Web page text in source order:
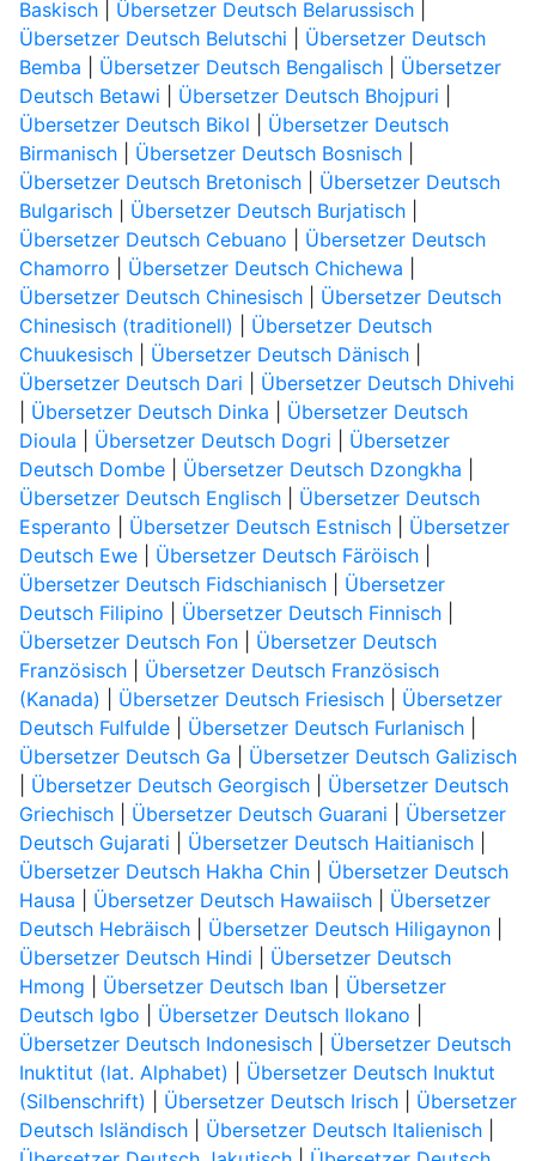
Baskisch| Übersetzer Deutsch Belarussisch|
Übersetzer Deutsch Belutschi
Übersetzer Deutsch
Bemba
Übersetzer Deutsch Bengalisch| Übersetzer
Deutsch Betawi
Übersetzer Deutsch Bhojpuri
Übersetzer Deutsch Bikol
Übersetzer Deutsch
Birmanisch| Übersetzer Deutsch Bosnisch|
Übersetzer Deutsch Bretonisch| Übersetzer Deutsch
Bulgarisch| Übersetzer Deutsch Burjatisch|
Übersetzer Deutsch Cebuano
Übersetzer Deutsch
Chamorro
Übersetzer Deutsch Chichewa
Übersetzer Deutsch Chinesisch| Übersetzer Deutsch
Chinesisch (traditionell)
Übersetzer Deutsch
Chuukesisch| Übersetzer Deutsch Dänisch|
Übersetzer Deutsch Dari
Übersetzer Deutsch Dhivehi
Übersetzer Deutsch Dinka
Übersetzer Deutsch
Dioula
Übersetzer Deutsch Dogri
Übersetzer
Deutsch Dombe| Übersetzer Deutsch Dzongkha
Übersetzer Deutsch Englisch| Übersetzer Deutsch
Esperanto
Übersetzer Deutsch Estnisch| Übersetzer
Deutsch Ewe| Übersetzer Deutsch Färöisch|
Übersetzer Deutsch Fidschianisch| Übersetzer
Deutsch Filipino
Übersetzer Deutsch Finnisch|
Übersetzer Deutsch Fon| Übersetzer Deutsch
Französisch| Übersetzer Deutsch Französisch
(Kanada)
Übersetzer Deutsch Friesisch| Übersetzer
Deutsch Fulfulde| Übersetzer Deutsch Furlanisch|
Übersetzer Deutsch Ga
Übersetzer Deutsch Galizisch
Übersetzer Deutsch Georgisch| Übersetzer Deutsch
Griechisch| Übersetzer Deutsch Guarani
Übersetzer
Deutsch Gujarati
Übersetzer Deutsch Haitianisch|
Übersetzer Deutsch Hakha Chin| Übersetzer Deutsch
Hausa
Übersetzer Deutsch Hawaiisch| Übersetzer
Deutsch Hebräisch| Übersetzer Deutsch Hiligaynon|
Übersetzer Deutsch Hindi
Übersetzer Deutsch
Hmong
Übersetzer Deutsch Iban| Übersetzer
Deutsch Igbo
Übersetzer Deutsch Ilokano
Übersetzer Deutsch Indonesisch| Übersetzer Deutsch
Inuktitut (lat. Alphabet)
Übersetzer Deutsch Inuktut
(Silbenschrift)
Übersetzer Deutsch Irisch| Übersetzer
Deutsch Isländisch| Übersetzer Deutsch Italienisch|